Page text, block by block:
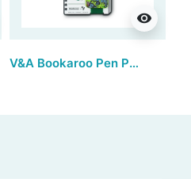
visibility
V&A Bookaroo Pen Pouch - Sundour